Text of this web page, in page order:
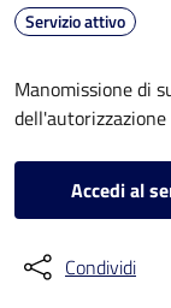
Servizio attivo
Manomissione di
Accedi al
Condividi